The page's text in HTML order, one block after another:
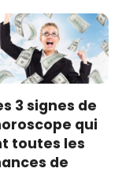
3 signes de
qui
toutes les
de